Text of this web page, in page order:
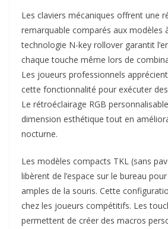
Les claviers mécaniques offrent une
remarquable comparés aux modèles
technologie N-key rollover garantit
chaque touche même lors de
Les joueurs professionnels
cette fonctionnalité pour exécuter
Le rétroéclairage RGB
dimension esthétique tout en
nocturne.​
Les modèles compacts TKL (sans
libèrent de l’espace sur le bureau
amples de la souris. Cette
chez les joueurs compétitifs. Les
permettent de créer des macros